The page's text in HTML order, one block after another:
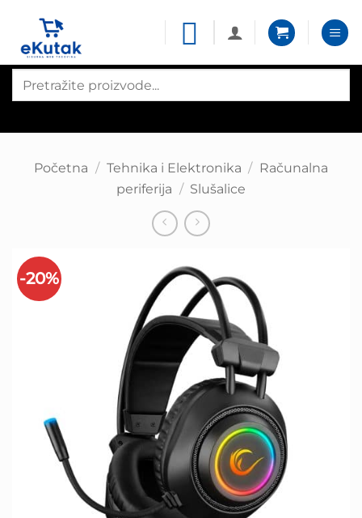
content
search
Početna / Tehnika i Elektronika / Računalna
periferija / Slušalice
-20%